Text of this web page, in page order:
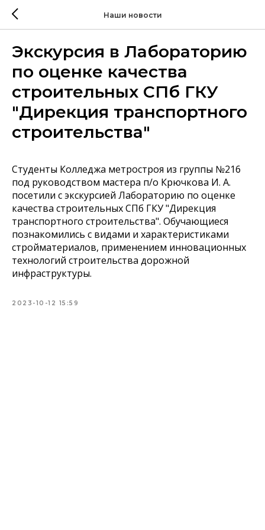
Наши новости
Экскурсия в Лабораторию
по оценке качества
строительных СПб ГКУ
"Дирекция транспортного
строительства"
Студенты Колледжа метростроя из группы №216
под руководством мастера п/о Крючкова И. А.
посетили с экскурсией Лабораторию по оценке
качества строительных СПб ГКУ "Дирекция
транспортного строительства". Обучающиеся
познакомились с видами и характеристиками
стройматериалов, применением инновационных
технологий строительства дорожной
инфраструктуры.
2023-10-12 15:59